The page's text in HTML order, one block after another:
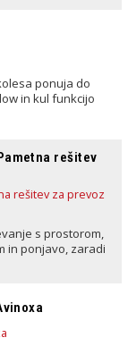
ponuja do
in kul funkcijo
rešitev
s prostorom,
in ponjavo, zaradi